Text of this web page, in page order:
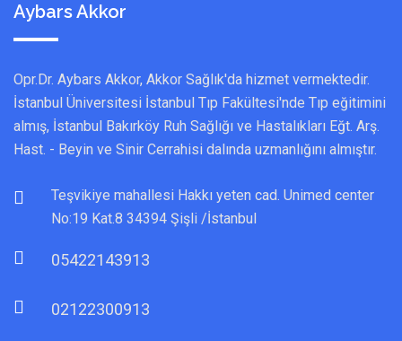
Aybars Akkor
Opr.Dr. Aybars Akkor, Akkor Sağlık'da hizmet vermektedir.
İstanbul Üniversitesi İstanbul Tıp Fakültesi'nde Tıp eğitimini
almış, İstanbul Bakırköy Ruh Sağlığı ve Hastalıkları Eğt. Arş.
Hast. - Beyin ve Sinir Cerrahisi dalında uzmanlığını almıştır.
Teşvikiye mahallesi Hakkı yeten cad. Unimed center
No:19 Kat.8 34394 Şişli /İstanbul
05422143913
02122300913